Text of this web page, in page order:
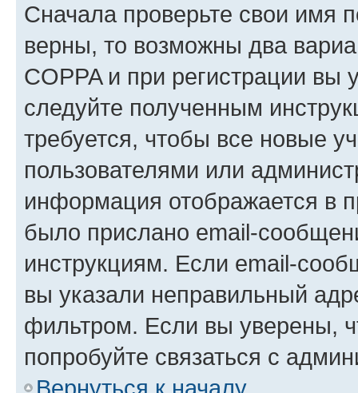
Сначала проверьте свои имя
верны, то возможны два
COPPA и при регистрации вы
следуйте полученным
требуется, чтобы все новые
пользователями или
информация отображается в
было прислано email-
инструкциям. Если email-
вы указали неправильный
фильтром. Если вы уверены,
попробуйте связаться с
Вернуться к началу